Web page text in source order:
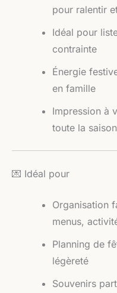
pour ralentir
Idéal pour
contrainte
Énergie
en famille
Impression à
toute la saison
💌 Idéal pour
Organisation
menus,
Planning de
légèreté
Souvenirs